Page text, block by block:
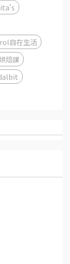
自在生活
焙課